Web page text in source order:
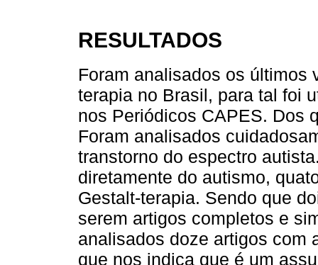
RESULTADOS
Foram analisados os últimos
terapia no Brasil, para tal foi
nos Periódicos CAPES. Dos
Foram analisados
transtorno do espectro
diretamente do autismo,
Gestalt-terapia. Sendo que
serem artigos completos e
analisados doze artigos com
que nos indica que é um